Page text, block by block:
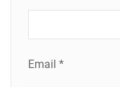
Email *